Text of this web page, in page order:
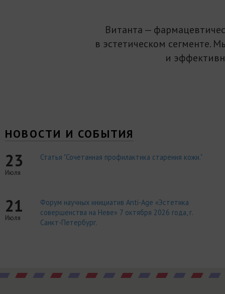
Витанта —
в эстетическом сегменте.
и
НОВОСТИ И СОБЫТИЯ
23
Июля
Статья "Сочетанная профилактика старения кожи."
21
Июля
Форум научных инициатив Anti-Age «Эстетика
совершенства на Неве» 7 октября 2026 года, г.
Санкт-Петербург.